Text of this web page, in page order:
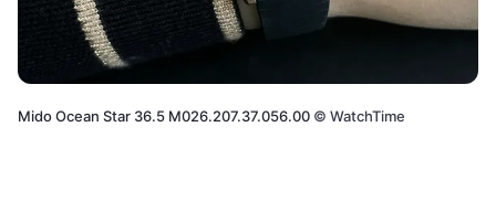
Mido Ocean Star 36.5 M026.207.37.056.00 © WatchTime